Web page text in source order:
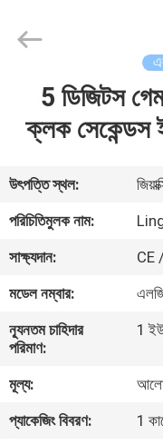
আমাদের
সম্পর্কে
কারখানা
ভ্রমণ
মান
নিয়ন্ত্রণ
Technology
5 ডিজিটস
ক্লক সেকেন্ডস
উৎপত্তি স্থল:
পরিচিতিমুলক নাম:
সাক্ষ্যদান:
CE
মডেল নম্বার:
ন্যূনতম চাহিদার
পরিমাণ:
1
মূল্য:
প্যাকেজিং বিবরণ:
1